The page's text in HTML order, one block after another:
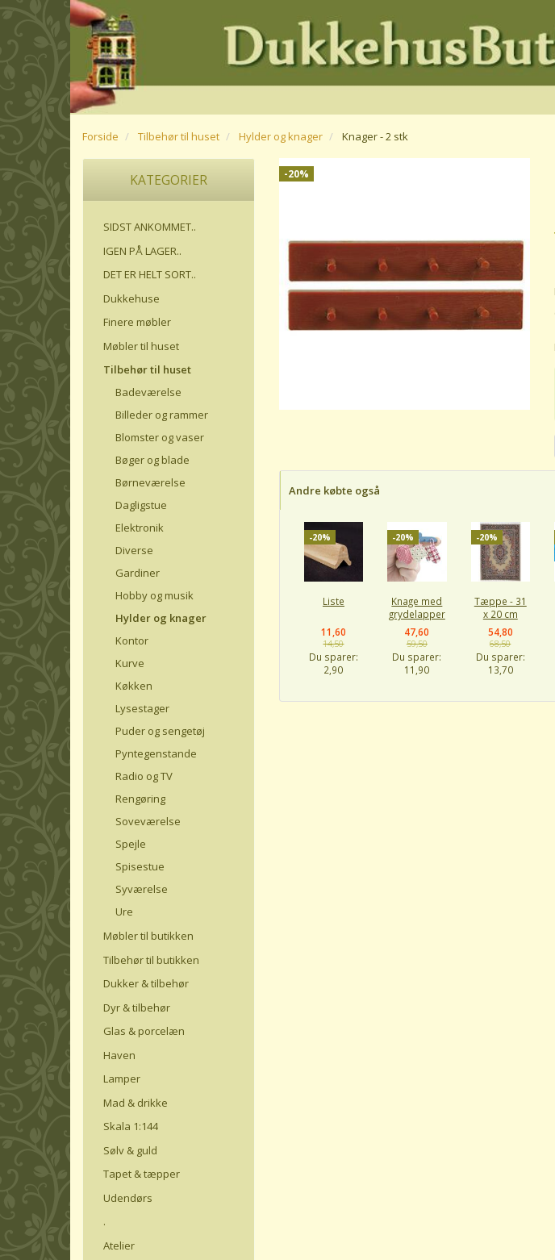
Forside Tilbehør til huset Hylder og knager Knager - 2 stk
KATEGORIER
SIDST ANKOMMET..
IGEN PÅ LAGER..
DET ER HELT SORT..
Dukkehuse
Finere møbler
Møbler til huset
Tilbehør til huset
Badeværelse
Billeder og rammer
Blomster og vaser
Bøger og blade
Børneværelse
Dagligstue
Elektronik
Diverse
Gardiner
Hobby og musik
Hylder og knager
Kontor
Kurve
Køkken
Lysestager
Puder og sengetøj
Pyntegenstande
Radio og TV
Rengøring
Soveværelse
Spejle
Spisestue
Syværelse
Ure
Møbler til butikken
Tilbehør til butikken
Dukker & tilbehør
Dyr & tilbehør
Glas & porcelæn
Haven
Lamper
Mad & drikke
Skala 1:144
Sølv & guld
Tapet & tæpper
Udendørs
.
Atelier
-20%
Andre købte også
-20%
Liste
11,60
14,50
Du sparer:
2,90
-20%
Knage med
grydelapper
47,60
59,50
Du sparer:
11,90
-20%
Tæppe - 31
x 20 cm
54,80
68,50
Du sparer:
13,70